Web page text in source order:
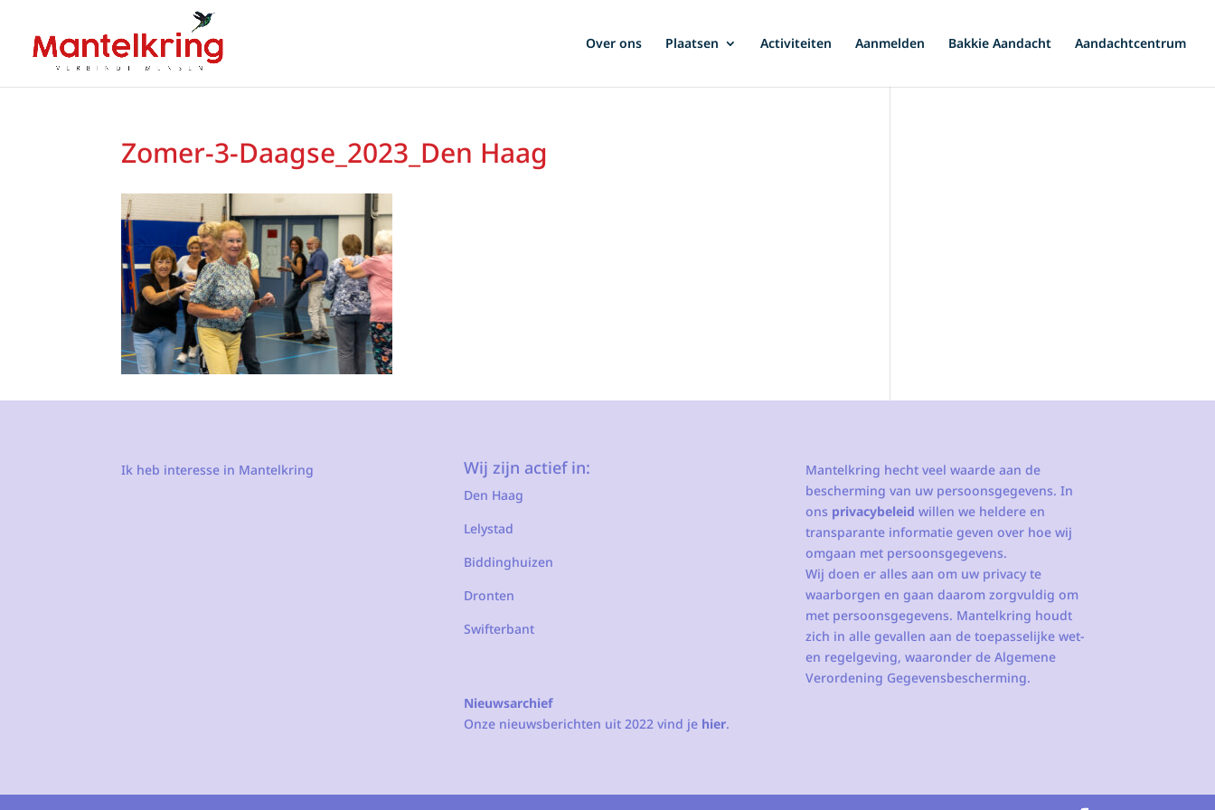
Over ons Plaatsen Activiteiten Aanmelden Bakkie Aandacht Aandachtcentrum
Zomer-3-Daagse_2023_Den Haag
Ik heb interesse in Mantelkring Wij zijn actief in:
Den Haag
Lelystad
Biddinghuizen
Dronten
Swifterbant
Nieuwsarchief
Onze nieuwsberichten uit 2022 vind je hier.
Mantelkring hecht veel waarde aan de
bescherming van uw persoonsgegevens. In
ons privacybeleid willen we heldere en
transparante informatie geven over hoe wij
omgaan met persoonsgegevens.
Wij doen er alles aan om uw privacy te
waarborgen en gaan daarom zorgvuldig om
met persoonsgegevens. Mantelkring houdt
zich in alle gevallen aan de toepasselijke wet-
en regelgeving, waaronder de Algemene
Verordening Gegevensbescherming.